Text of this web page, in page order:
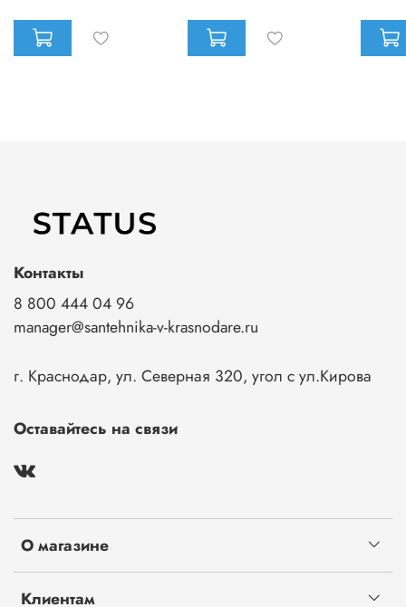
О магазине
Клиентам
Контакты
8 800 444 04 96
manager@santehnika-v-krasnodare.ru
г. Краснодар, ул. Северная 320, угол с ул.Кирова
Оставайтесь на связи